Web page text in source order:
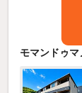
モマンドゥ